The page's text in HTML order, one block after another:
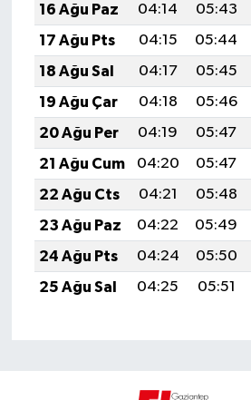
16 Ağu Paz
04:14 05:43
17 Ağu Pts
04:15 05:44
18 Ağu Sal
04:17 05:45
19 Ağu Çar
04:18 05:46
20 Ağu Per
04:19 05:47
21 Ağu Cum
04:20 05:47
22 Ağu Cts
04:21 05:48
23 Ağu Paz
04:22 05:49
24 Ağu Pts
04:24 05:50
25 Ağu Sal
04:25 05:51